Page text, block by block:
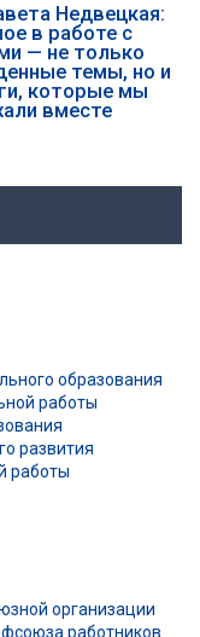
Недвецкая:
в работе с
— не только
темы, но и
которые мы
вместе
образования
работы
развития
работы
организации
работников